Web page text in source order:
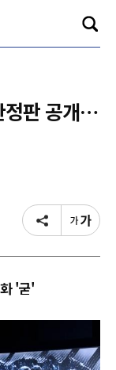
정판 공개…
'굳'